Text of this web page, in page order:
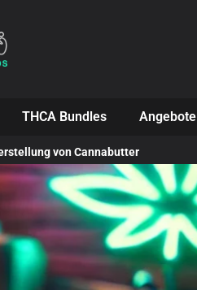
THCA Bundles Angebote
von Cannabutter